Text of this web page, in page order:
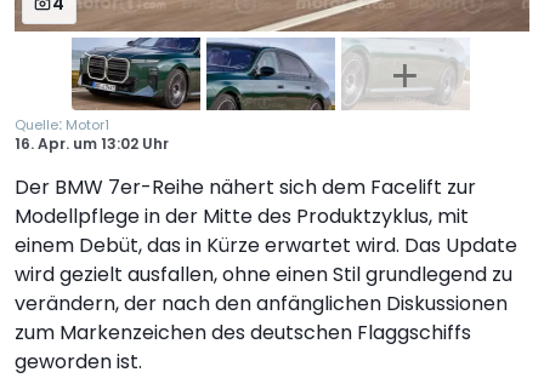
Quelle: Motor1
16. Apr. um13:02 Uhr
Der BMW 7er-Reihe nähert sich dem Facelift zur
Modellpflege in der Mitte des Produktzyklus, mit
einem Debüt, das in Kürze erwartet wird. Das Update
wird gezielt ausfallen, ohne einen Stil grundlegend zu
verändern, der nach den anfänglichen Diskussionen
zum Markenzeichen des deutschen Flaggschiffs
geworden ist.